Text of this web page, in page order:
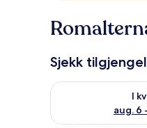
Sjekk
I
aug. 6
Sjekk